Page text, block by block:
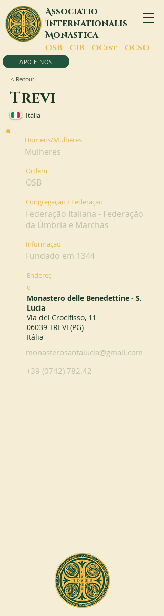
Associatio
Internationalis
Monastica
OSB - CIB - OCist - OCSO
APOIE-NOS
< Retour
Trevi
Itália
Homens/Mulheres
Mulheres
Ordem
OSB
Congregação / Federação
Federação Italiana - Federação
da Úmbria e Marchas
Informação
Fundado em 1344
Endereç
o
Monastero delle Benedettine - S.
Lucia
Via del Crocifisso, 11
06039 TREVI (PG)
Itália
monasterosantalucia@gmail.com
+39 (0742) 782.42